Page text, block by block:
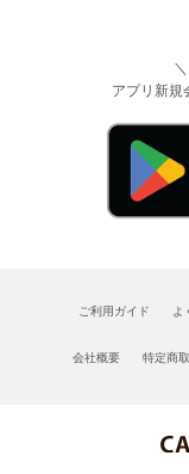
アプリ新規
ご利用ガイド よ
会社概要 特定商